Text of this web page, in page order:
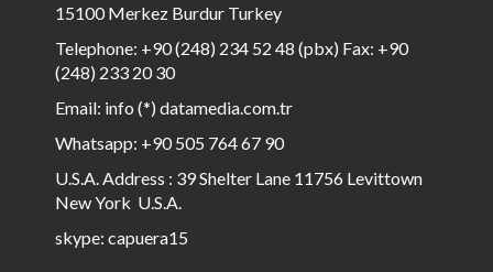
15100 Merkez Burdur Turkey
Telephone: +90 (248) 234 52 48 (pbx) Fax: +90
(248) 233 20 30
Email: info (*) datamedia.com.tr
Whatsapp: +90 505 764 67 90
U.S.A. Address : 39 Shelter Lane 11756 Levittown
New York U.S.A.
skype: capuera15